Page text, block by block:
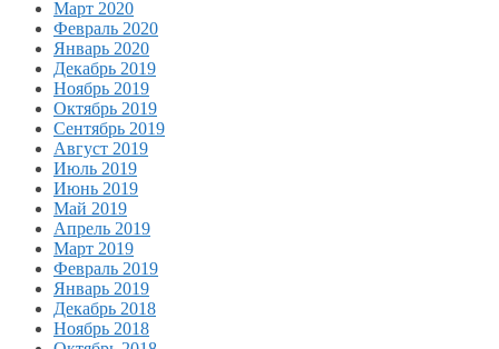
Март 2020
Февраль 2020
Январь 2020
Декабрь 2019
Ноябрь 2019
Октябрь 2019
Сентябрь 2019
Август 2019
Июль 2019
Июнь 2019
Май 2019
Апрель 2019
Март 2019
Февраль 2019
Январь 2019
Декабрь 2018
Ноябрь 2018